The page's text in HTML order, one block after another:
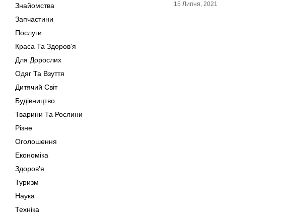
Знайомства
Запчастини
Послуги
Краса Та Здоров'я
Для Дорослих
Одяг Та Взуття
Дитячий Світ
Будівництво
Тварини Та Рослини
Різне
Оголошення
Економіка
Здоров'я
Туризм
Наука
Техніка
15 Липня, 2021